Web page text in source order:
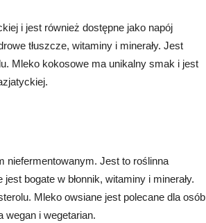
i jest również dostępne jako napój
tłuszcze, witaminy i minerały. Jest
Mleko kokosowe ma unikalny smak i jest
niefermentowanym. Jest to roślinna
bogate w błonnik, witaminy i minerały.
Mleko owsiane jest polecane dla osób
wegan i wegetarian.